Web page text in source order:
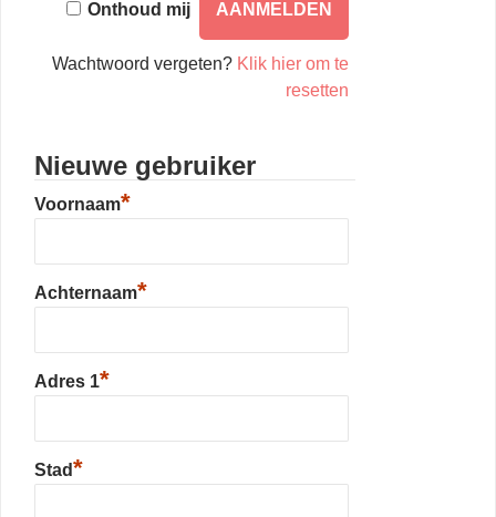
Onthoud mij
Wachtwoord vergeten? Klik hier om te
resetten
Nieuwe gebruiker
Voornaam*
Achternaam*
Adres 1*
Stad*